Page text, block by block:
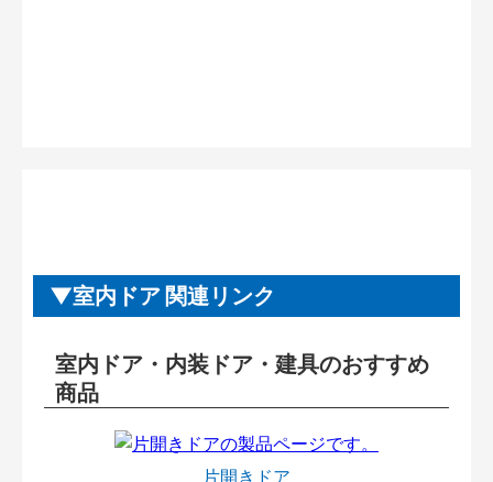
室内ドア 関連リンク
室内ドア・内装ドア・建具のおすすめ
商品
片開きドア